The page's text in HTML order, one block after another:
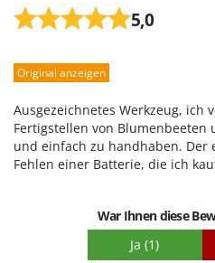
WIDU
Wolf Garten
Worx
Y Yard Force
5,0
Leistung
Qualität / Preis
Schwierigkeitsgrad Zusammenbau
Original anzeigen
Ausgezeichnetes Werkzeug, ich
Fertigstellen von Blumenbeeten
und einfach zu handhaben. Der
Fehlen einer Batterie, die ich
War Ihnen diese
Ja (1)